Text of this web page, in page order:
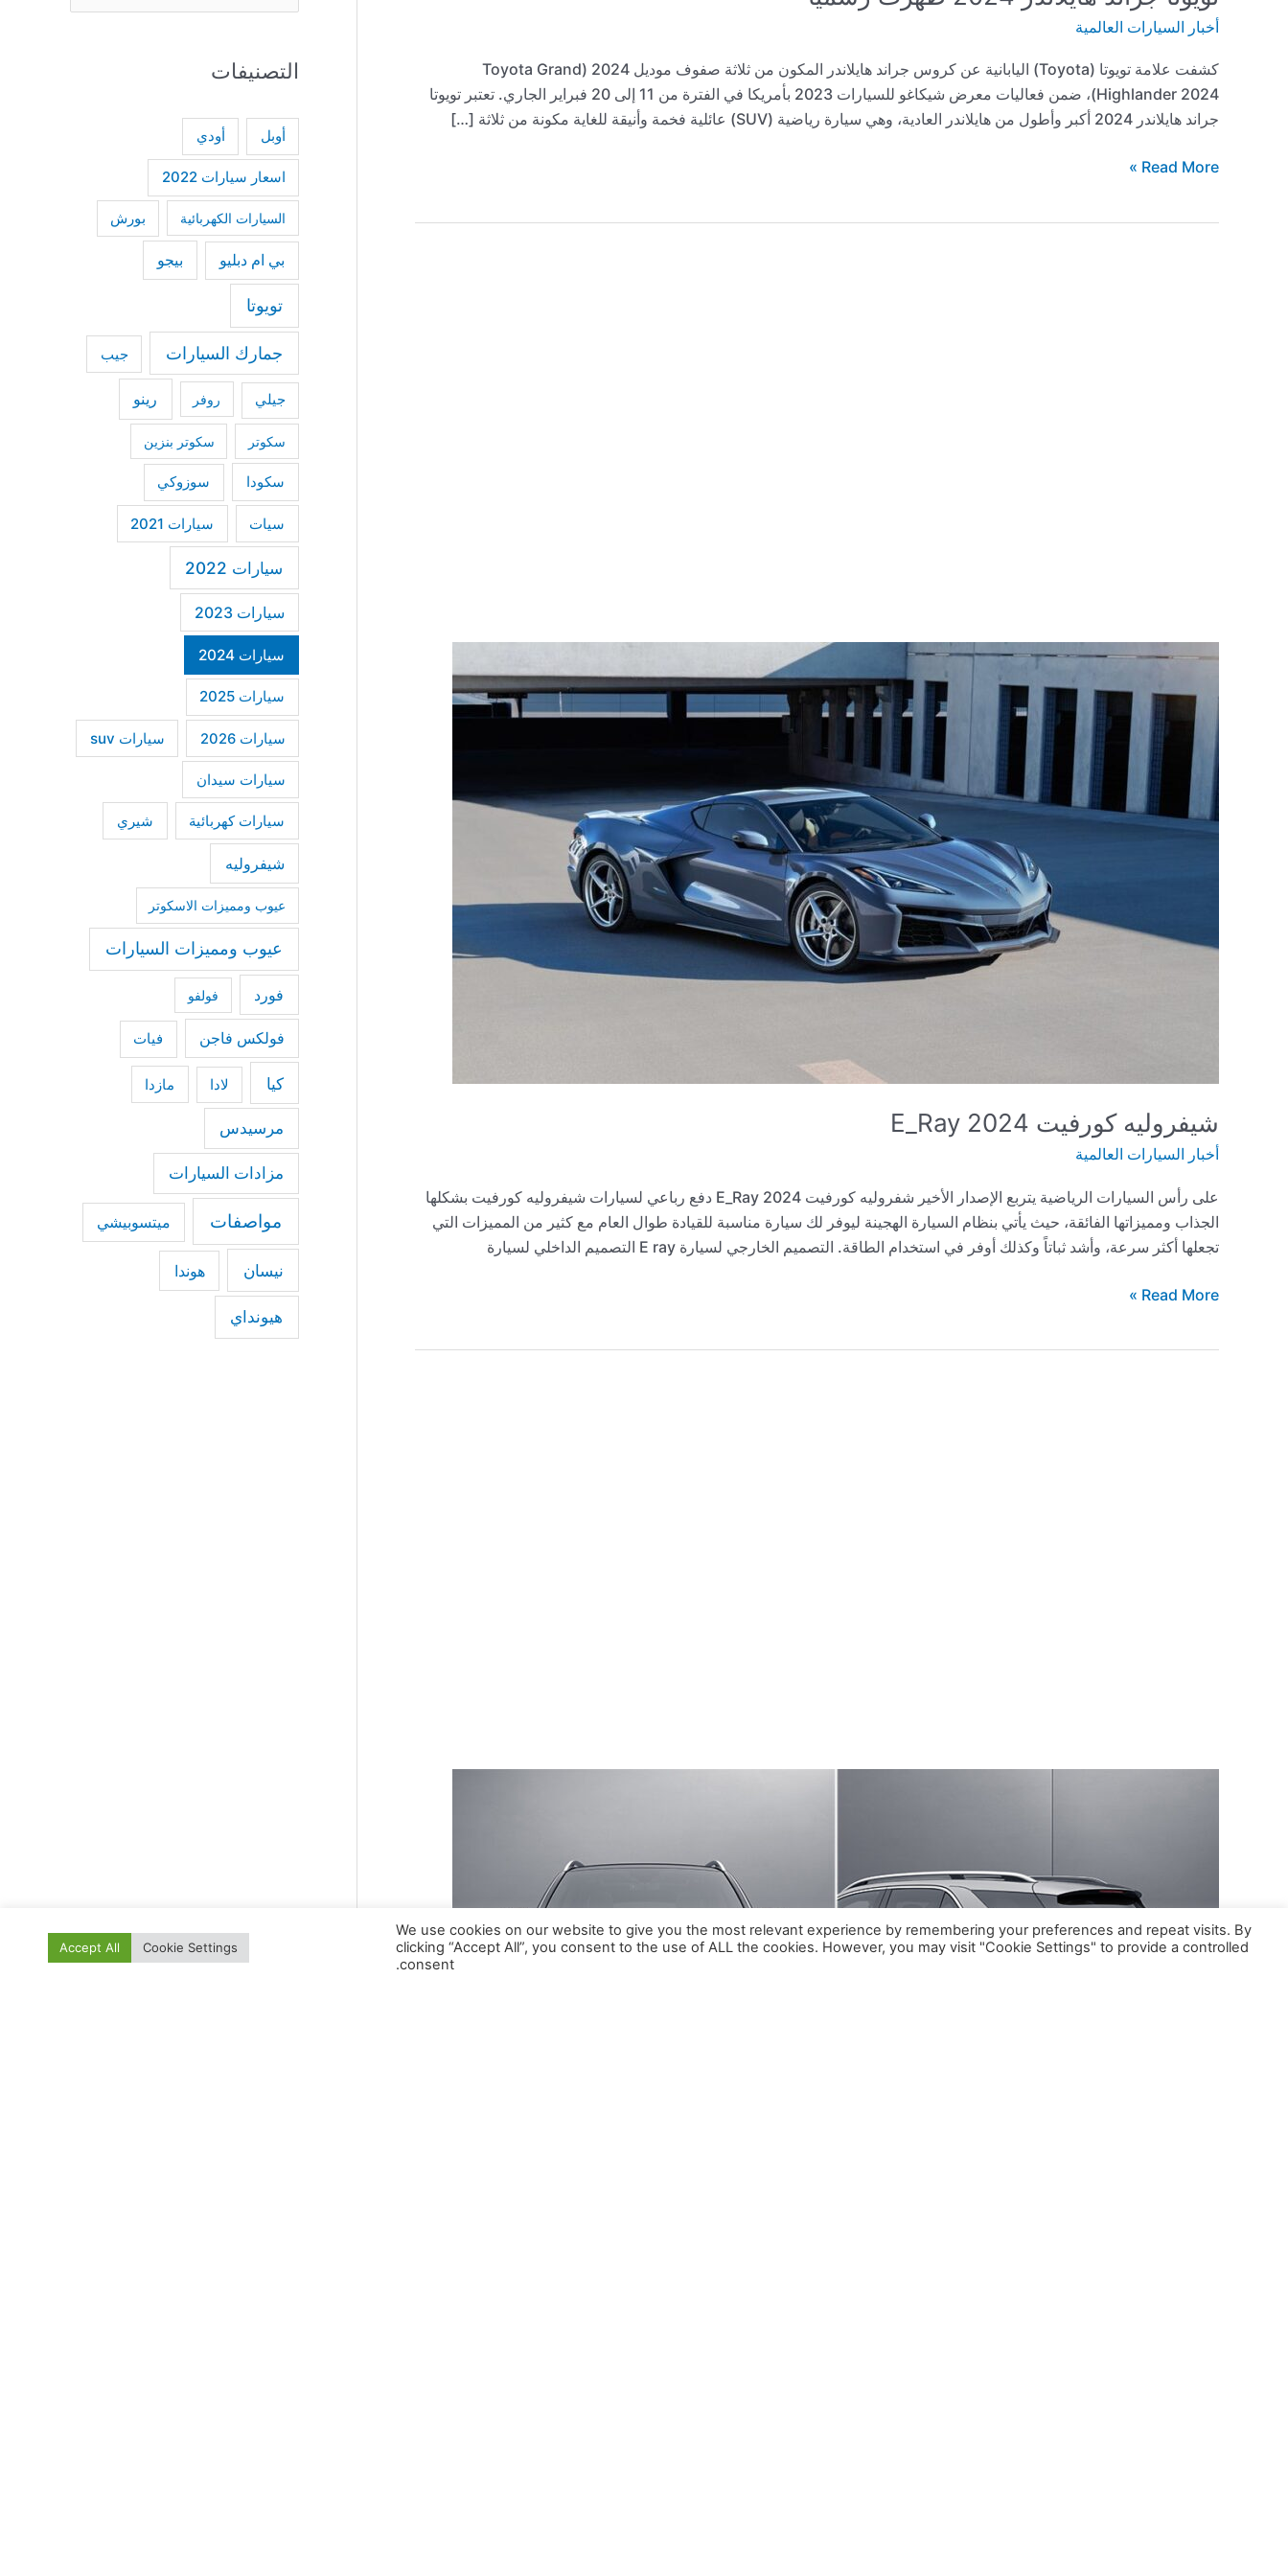
أخبار السيارات العالمية
كشفت علامة تويوتا (Toyota) اليابانية عن كروس جراند هايلاندر المكون من ثلاثة صفوف موديل 2024 (Toyota Grand
Highlander 2024)، ضمن فعاليات معرض شيكاغو للسيارات 2023 بأمريكا في الفترة من 11 إلى 20 فبراير الجاري. تعتبر تويوتا
جراند هايلاندر 2024 أكبر وأطول من هايلاندر العادية، وهي سيارة رياضية (SUV) عائلية فخمة وأنيقة للغاية مكونة من ثلاثة […]
تويوتا
Read More »
شيفروليه كورفيت 2024 E_Ray
أخبار السيارات العالمية
على رأس السيارات الرياضية يتربع الإصدار الأخير شفروليه كورفيت 2024 E_Ray دفع رباعي لسيارات شيفروليه كورفيت بشكلها
الجذاب ومميزاتها الفائقة، حيث يأتي بنظام السيارة الهجينة ليوفر لك سيارة مناسبة للقيادة طوال العام مع كثير من المميزات التي
تجعلها أكثر سرعة، وأشد ثباتاً وكذلك أوفر في استخدام الطاقة. التصميم الخارجي لسيارة E ray التصميم الداخلي لسيارة
شيفروليه
Read More »
e
r
f
o
التصنيفات
أوبل أودي
اسعار سيارات 2022
السيارات الكهربائية بورش
بي ام دبليو بيجو
تويوتا
جمارك السيارات جيب
جيلي روفر رينو
سكوتر سكوتر بنزين
سكودا سوزوكي
سيات سيارات 2021
سيارات 2022
سيارات 2023
سيارات 2024
سيارات 2025
سيارات 2026 سيارات suv
سيارات سيدان
سيارات كهربائية شيري
شيفروليه
عيوب ومميزات الاسكوتر
عيوب ومميزات السيارات
فورد فولفو
فولكس فاجن فيات
كيا لادا مازدا
مرسيدس
مزادات السيارات
مواصفات ميتسوبيشي
نيسان هوندا
هيونداي
We use cookies on our website to give you the most relevant experience by remembering your preferences and repeat visits. By
clicking “Accept All”, you consent to the use of ALL the cookies. However, you may visit "Cookie Settings" to provide a controlled
consent.
Cookie Settings
Accept All